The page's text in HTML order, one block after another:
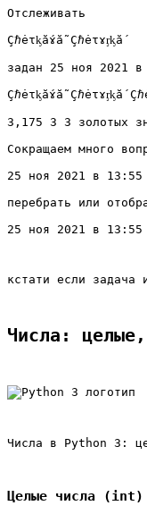
Отслеживать
Çℏėτᶄắɤẵ Çℏėτɤᶉᶄắ
задан 25 ноя 2021
Çℏėτᶄắɤẵ Çℏėτɤᶉᶄắ
3,175 3 3 золотых
Сокращаем много
25 ноя 2021 в 13:55
перебрать или
25 ноя 2021 в 13:55
кстати если
Числа:
Числа в Python 3:
Целые числа (int)